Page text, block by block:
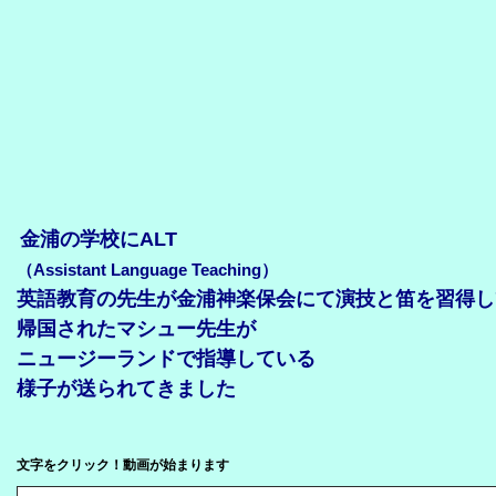
金浦の学校にALT
（Assistant Language Teaching）
英語教育の先生が金浦神楽保会にて演技と笛を習得
帰国されたマシュー先生が
ニュージーランドで指導している
様子が送られてきました
文字をクリック！動画が始まります